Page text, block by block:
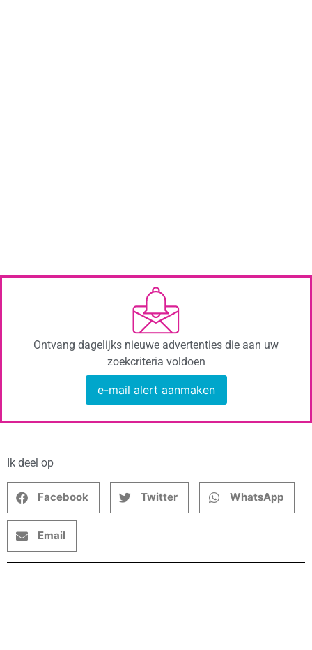
Ontvang dagelijks nieuwe advertenties die aan uw
zoekcriteria voldoen
e-mail alert aanmaken
Ik deel op
Facebook Twitter WhatsApp
Email